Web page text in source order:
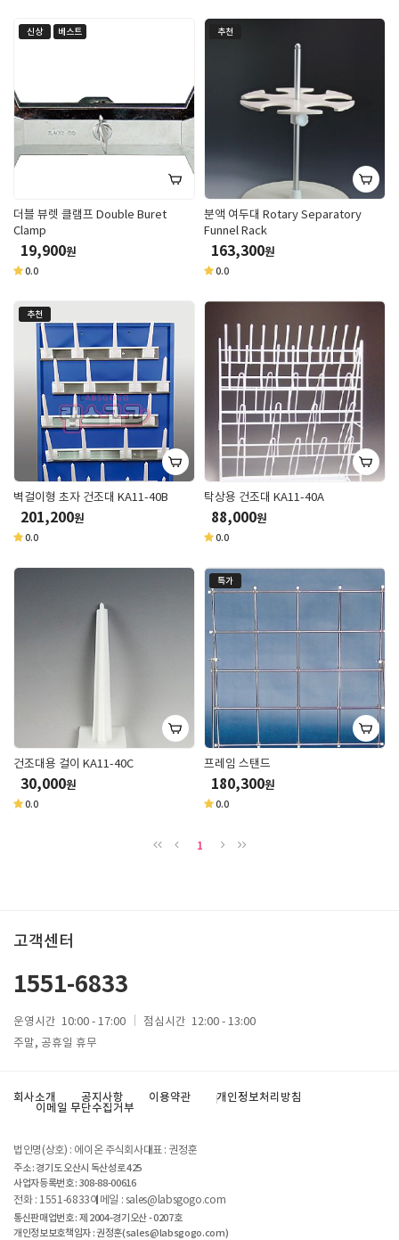
신상 베스트
더블 뷰렛 클램프 Double Buret
Clamp
19,900원
0.0
추천
분액 여두대 Rotary Separatory
Funnel Rack
163,300원
0.0
추천
벽걸이형 초자 건조대 KA11-40B
201,200원
0.0
탁상용 건조대 KA11-40A
88,000원
0.0
건조대용 걸이 KA11-40C
30,000원
0.0
특가
프레임 스탠드
180,300원
0.0
1
고객센터
1551-6833
운영시간 10:00 - 17:00 점심시간 12:00 - 13:00
주말, 공휴일 휴무
회사소개 공지사항 이용약관
개인정보처리방침
이메일 무단수집거부
법인명(상호) : 에이온 주식회사대표 : 권정훈
주소 : 경기도 오산시 독산성로 425
사업자등록번호 : 308-88-00616
전화 : 1551-6833이메일 : sales@labsgogo.com
통신판매업번호 : 제 2004-경기오산 - 0207호
개인정보보호책임자 : 권정훈(sales@labsgogo.com)